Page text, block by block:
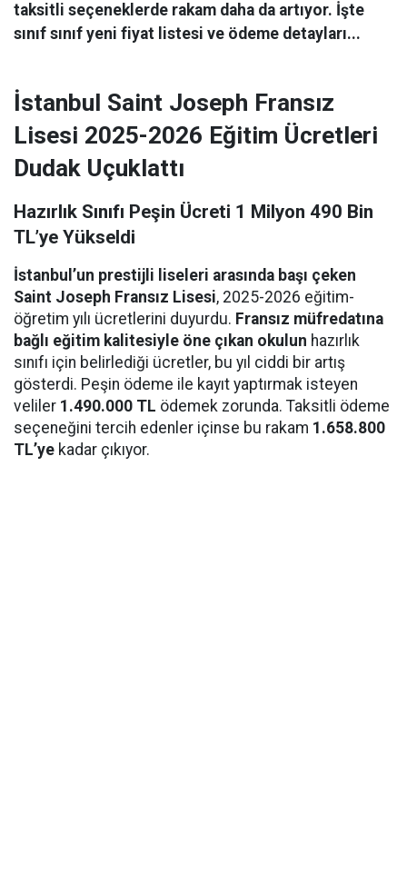
taksitli seçeneklerde rakam daha da artıyor. İşte
sınıf sınıf yeni fiyat listesi ve ödeme detayları...
İstanbul Saint Joseph Fransız
Lisesi 2025-2026 Eğitim Ücretleri
Dudak Uçuklattı
Hazırlık Sınıfı Peşin Ücreti 1 Milyon 490 Bin
TL’ye Yükseldi
İstanbul’un prestijli liseleri arasında başı çeken
Saint Joseph Fransız Lisesi, 2025-2026 eğitim-
öğretim yılı ücretlerini duyurdu. Fransız müfredatına
bağlı eğitim kalitesiyle öne çıkan okulun hazırlık
sınıfı için belirlediği ücretler, bu yıl ciddi bir artış
gösterdi. Peşin ödeme ile kayıt yaptırmak isteyen
veliler 1.490.000 TL ödemek zorunda. Taksitli ödeme
seçeneğini tercih edenler içinse bu rakam 1.658.800
TL’ye kadar çıkıyor.